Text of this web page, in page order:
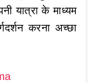
यात्रा के माध्यम
करना अच्छा